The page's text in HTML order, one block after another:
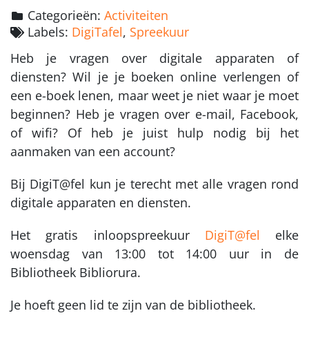
Categorieën: Activiteiten
Labels: DigiTafel, Spreekuur
Heb je vragen over digitale apparaten of
diensten? Wil je je boeken online verlengen of
een e-boek lenen, maar weet je niet waar je moet
beginnen? Heb je vragen over e-mail, Facebook,
of wifi? Of heb je juist hulp nodig bij het
aanmaken van een account?
Bij DigiT@fel kun je terecht met alle vragen rond
digitale apparaten en diensten.
Het gratis inloopspreekuur DigiT@fel elke
woensdag van 13:00 tot 14:00 uur in de
Bibliotheek Bibliorura.
Je hoeft geen lid te zijn van de bibliotheek.